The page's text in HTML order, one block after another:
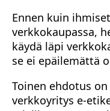
Ennen kuin
verkkokaupassa,
käydä läpi
se ei epäilemättä
Toinen ehdotus
verkkoyritys e-